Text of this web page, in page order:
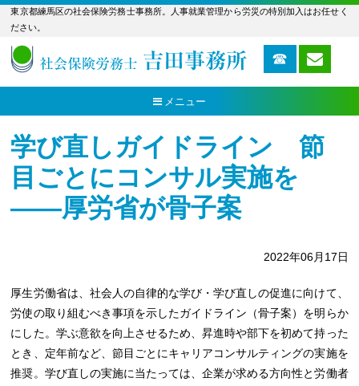
東京都練馬区の社会保険労務士事務所。人事就業管理から労災の特別加入はお任せく
ださい。
メニュー
学び直しガイドライン 節
目ごとにコンサル実施を
――厚労省が骨子案
2022年06月17日
厚生労働省は、社会人の自律的な学び・学び直しの促進に向けて、
労使の取り組むべき事項を示したガイドライン（骨子案）を明らか
にした。学ぶ意欲を向上させるため、昇進時や部下を初めて持った
とき、定年前など、節目ごとにキャリアコンサルティングの実施を
推奨。学び直しの実施に当たっては、企業が求める方向性と労働者